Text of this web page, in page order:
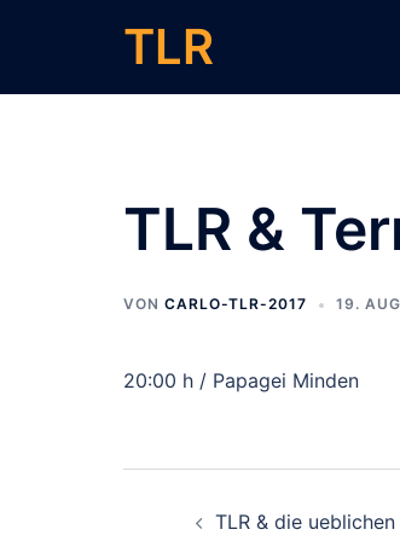
TLR
TLR &
VON CARLO-TLR-2017 19.
20:00 h / Papagei Minden
TLR & die